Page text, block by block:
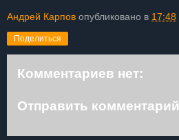
Андрей Карпов опубликовано в 17:48
Поделиться
Комментариев нет:
Отправить комментарий